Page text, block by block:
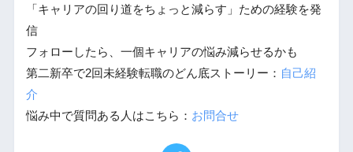
「キャリアの回り道をちょっと減らす」ための経験を発
信
フォローしたら、一個キャリアの悩み減らせるかも
第二新卒で2回未経験転職のどん底ストーリー： 自己紹
介
悩み中で質問ある人はこちら： お問合せ